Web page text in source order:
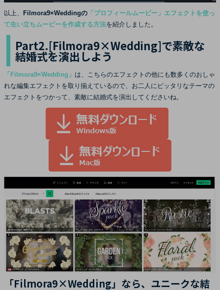
以上、 Filmora9×Weddingの 「プロフィールムービー」エフェクトを使っ
て生い立ちムービーを作成する方法を紹介しました。
Part2.[Filmora9×Wedding]で素敵な
結婚式を演出しよう
「Filmora9×Wedding」 は、こちらのエフェクトの他にも数多くのおしゃ
れな編集エフェクトを取り揃えているので、お二人にピッタリなテーマの
エフェクトをつかって、素敵に結婚式を演出してくださいね。
「Filmora9×Wedding」なら、ユニークな結